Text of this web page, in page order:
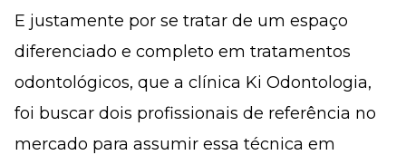
E justamente por se tratar de um espaço
diferenciado e completo em tratamentos
odontológicos, que a clínica Ki Odontologia,
foi buscar dois profissionais de referência no
mercado para assumir essa técnica em